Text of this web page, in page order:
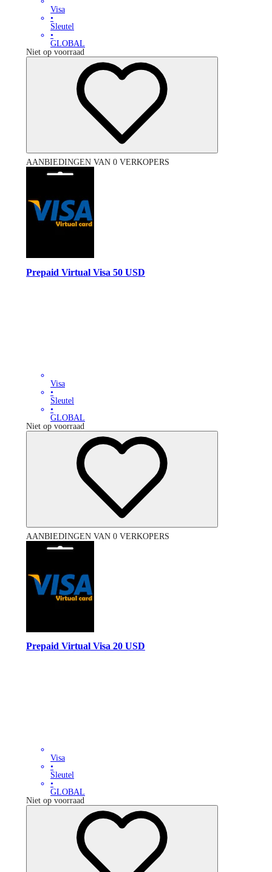
Visa
•
Sleutel
•
GLOBAL
Niet op voorraad
AANBIEDINGEN VAN 0 VERKOPERS
Prepaid Virtual Visa 50 USD
Visa
•
Sleutel
•
GLOBAL
Niet op voorraad
AANBIEDINGEN VAN 0 VERKOPERS
Prepaid Virtual Visa 20 USD
Visa
•
Sleutel
•
GLOBAL
Niet op voorraad